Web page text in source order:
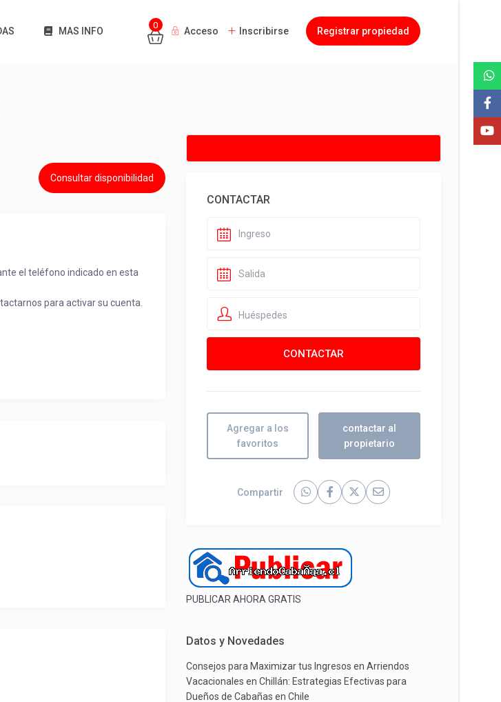
MAS INFO
0
Acceso Inscribirse Registrar propiedad
Consultar disponibilidad
el teléfono indicado en esta
para activar su cuenta.
calendario, mapa,
CONTACTAR
Huéspedes
Agregar a los
favoritos
contactar al
propietario
Compartir
PUBLICAR AHORA GRATIS
Datos y Novedades
Consejos para Maximizar tus Ingresos en Arriendos
Vacacionales en Chillán: Estrategias Efectivas para
Dueños de Cabañas en Chile